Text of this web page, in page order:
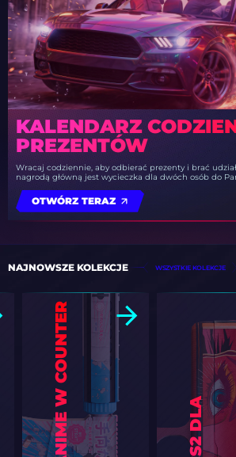
KALENDARZ
PREZENTÓW
Wracaj codziennie, aby odbierać prezenty i brać
nagrodą główną jest wycieczka dla dwóch osób do
OTWÓRZ TERAZ
NAJNOWSZE KOLEKCJE WSZYSTKIE KOLEKCJE